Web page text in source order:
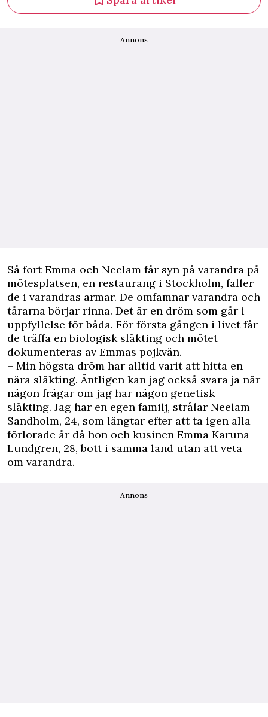
Annons
Så fort Emma och Neelam får syn på varandra på
mötesplatsen, en restaurang i Stockholm, faller
de i varandras armar. De omfamnar varandra och
tårarna börjar rinna. Det är en dröm som går i
uppfyllelse för båda. För första gången i livet får
de träffa en biologisk släkting och mötet
dokumenteras av Emmas pojkvän.
– Min högsta dröm har alltid varit att hitta en
nära släkting. Äntligen kan jag också svara ja när
någon frågar om jag har någon genetisk
släkting. Jag har en egen familj, strålar Neelam
Sandholm, 24, som längtar efter att ta igen alla
förlorade år då hon och kusinen Emma Karuna
Lundgren, 28, bott i samma land utan att veta
om varandra.
Annons